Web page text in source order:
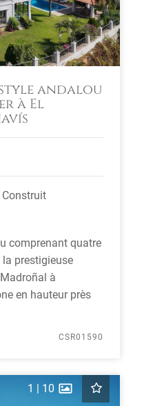
andalou
à El
Construit
comprenant quatre
prestigieuse
à
en hauteur près
CSR01590
1 | 10